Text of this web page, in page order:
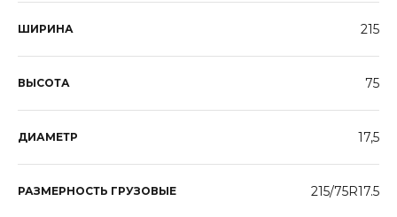
ШИРИНА 215
ВЫСОТА 75
ДИАМЕТР 17,5
РАЗМЕРНОСТЬ ГРУЗОВЫЕ 215/75R17.5